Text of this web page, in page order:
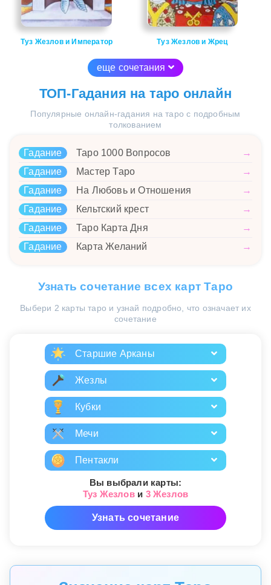
Туз Жезлов и Император Туз Жезлов и Жрец
еще сочетания
ТОП-Гадания на таро онлайн
Популярные онлайн-гадания на таро с подробным
толкованием
Гадание Таро 1000 Вопросов
→
Гадание
Мастер Таро
→
Гадание
На Любовь и Отношения
→
Гадание
Кельтский крест
→
Гадание
Таро Карта Дня
→
Гадание
Карта Желаний →
Узнать сочетание всех карт Таро
Выбери 2 карты таро и узнай подробно, что означает их
сочетание
Старшие Арканы
Жезлы
Кубки
Мечи
Пентакли
Вы выбрали карты:
Туз Жезлови 3 Жезлов
Узнать сочетание